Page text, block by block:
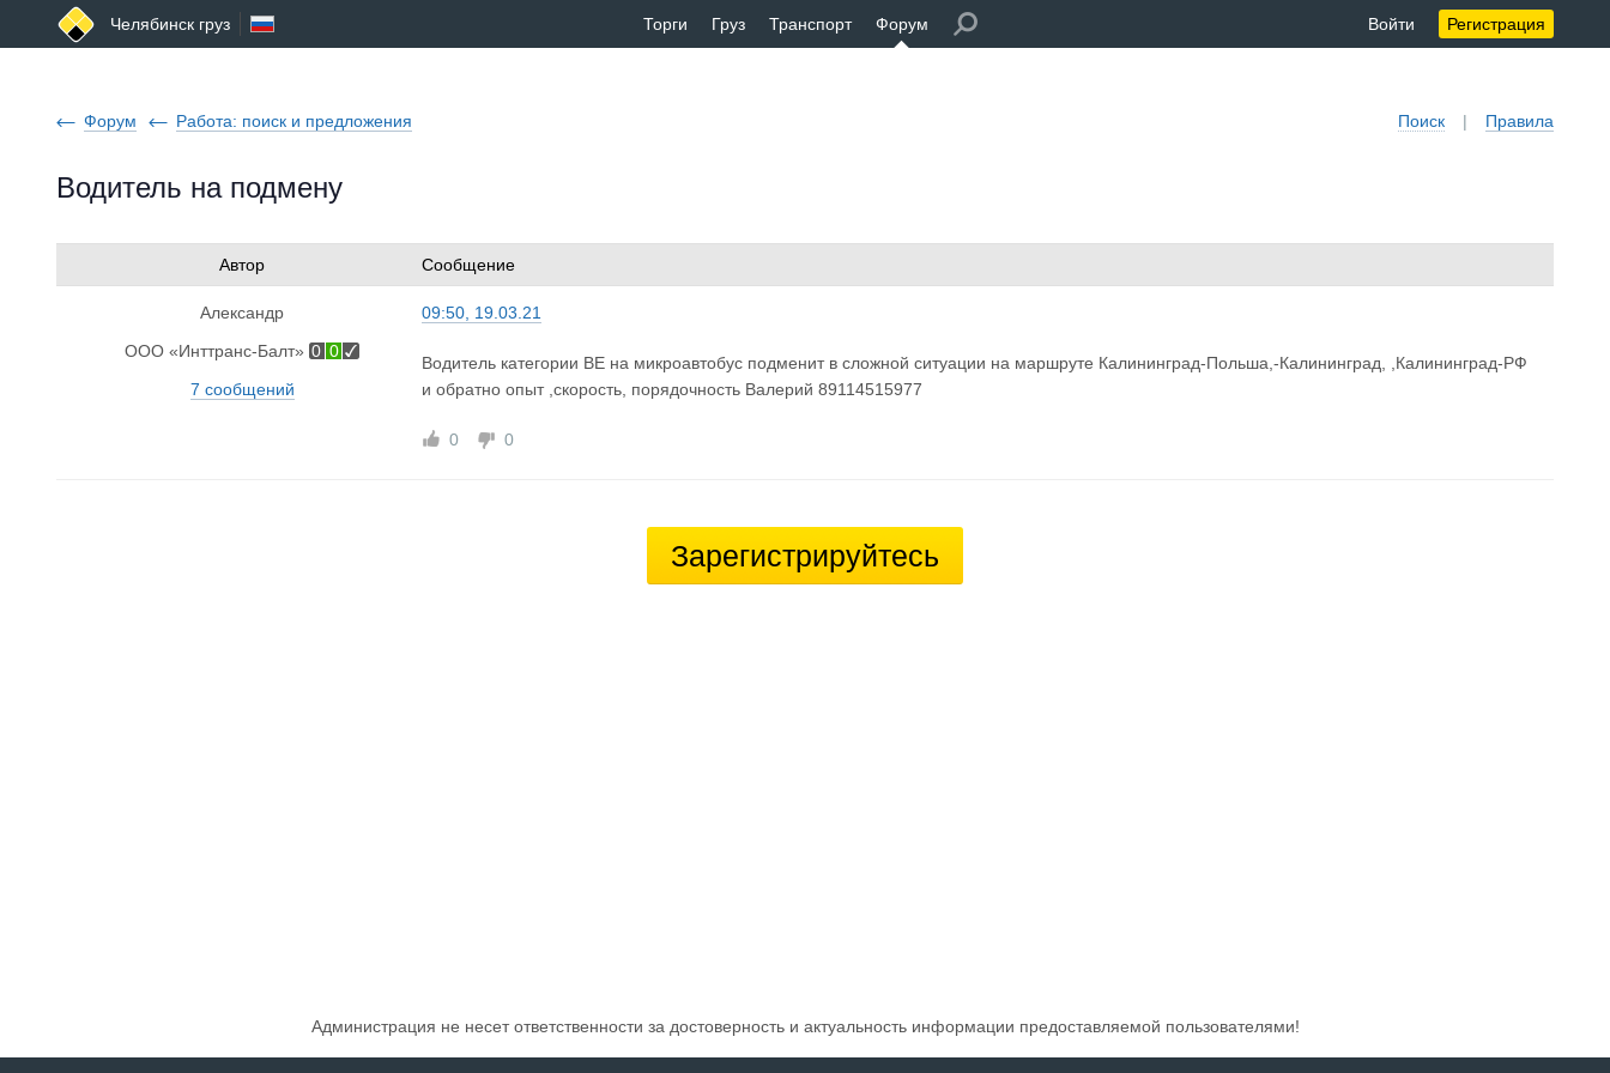
Челябинск груз Торги Груз Транспорт Форум Войти Регистрация
Поиск | Правила
Форум Работа: поиск и предложения
Водитель на подмену
Автор Сообщение
Александр
ООО «Инттранс-Балт» 0 0
7 сообщений
09:50, 19.03.21
Водитель категории ВЕ на микроавтобус подменит в сложной ситуации на маршруте Калининград-Польша,-Калининград, ,Калининград-РФ
и обратно опыт ,скорость, порядочность Валерий 89114515977
0 0
Зарегистрируйтесь
Администрация не несет ответственности за достоверность и актуальность информации предоставляемой пользователями!